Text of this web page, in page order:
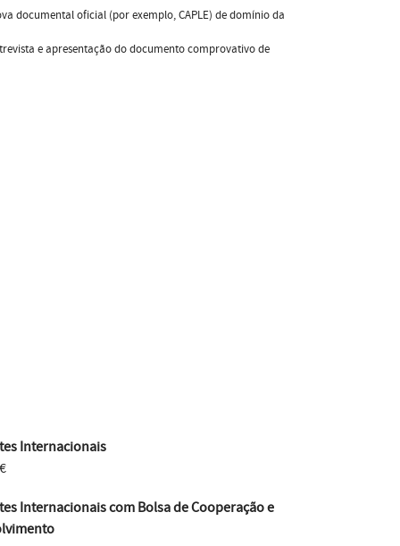
documental oficial (por exemplo, CAPLE) de domínio da
e apresentação do documento comprovativo de
Internacionais
Internacionais com Bolsa de Cooperação e